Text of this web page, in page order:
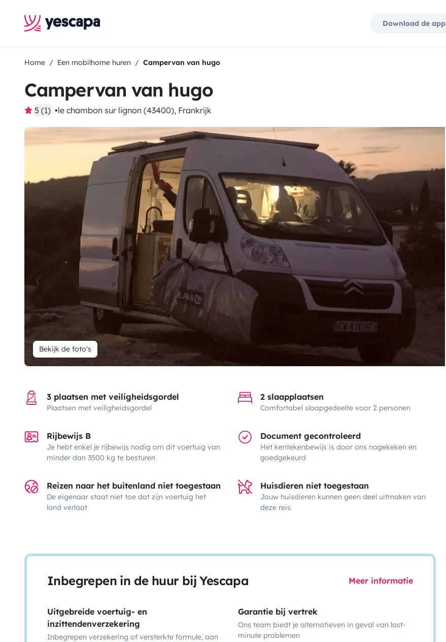
Download de app
Home Een mobilhome huren Campervan van hugo
Campervan van hugo
5 (1) le chambon sur lignon (43400), Frankrijk
Bekijk de foto's
3 plaatsen met veiligheidsgordel
Plaatsen met veiligheidsgordel
2 slaapplaatsen
Comfortabel slaapgedeelte voor 2 personen
Rijbewijs B
Je hebt enkel je rijbewijs nodig om dit voertuig van
minder dan 3500 kg te besturen
Document gecontroleerd
Het kentekenbewijs is door ons nagekeken en
goedgekeurd
Reizen naar het buitenland niet toegestaan
De eigenaar staat niet toe dat zijn voertuig het
land verlaat
Huisdieren niet toegestaan
Jouw huisdieren kunnen geen deel uitmaken van
deze reis
Inbegrepen in de huur bij Yescapa Meer informatie
Uitgebreide voertuig- en
inzittendenverzekering
Inbegrepen verzekering of versterkte formule, aan
Garantie bij vertrek
Ons team biedt je alternatieven in geval van last-
minute problemen